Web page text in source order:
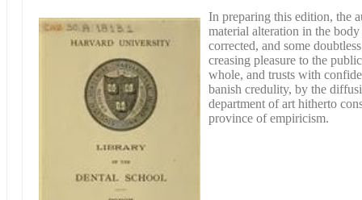
In preparing this edition, the
material alteration in the
corrected, and some
creasing pleasure to the
whole, and trusts with
banish credulity, by the
department of art hitherto
province of empiricism.